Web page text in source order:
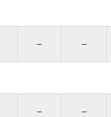
– –
– –